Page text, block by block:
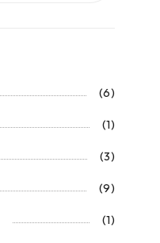
(6)
(1)
(3)
(9)
(1)